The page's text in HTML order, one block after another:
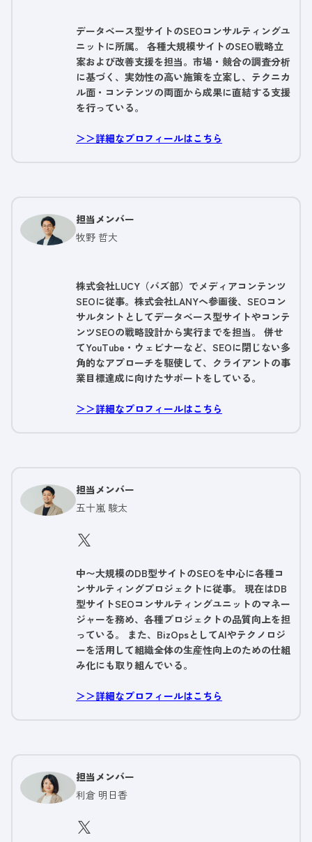
データベース型サイトのSEOコンサルティングユ
ニットに所属。 各種大規模サイトのSEO戦略立
案および改善支援を担当。市場・競合の調査分析
に基づく、実効性の高い施策を立案し、テクニカ
ル面・コンテンツの両面から成果に直結する支援
を行っている。
＞＞詳細なプロフィールはこちら
担当メンバー
牧野 哲大
株式会社LUCY（バズ部）でメディアコンテンツ
SEOに従事。株式会社LANYへ参画後、SEOコン
サルタントとしてデータベース型サイトやコンテ
ンツSEOの戦略設計から実行までを担当。 併せ
てYouTube・ウェビナーなど、SEOに閉じない多
角的なアプローチを駆使して、クライアントの事
業目標達成に向けたサポートをしている。
＞＞詳細なプロフィールはこちら
担当メンバー
五十嵐 駿太
中〜大規模のDB型サイトのSEOを中心に各種コ
ンサルティングプロジェクトに従事。 現在はDB
型サイトSEOコンサルティングユニットのマネー
ジャーを務め、各種プロジェクトの品質向上を担
っている。 また、BizOpsとしてAIやテクノロジ
ーを活用して組織全体の生産性向上のための仕組
み化にも取り組んでいる。
＞＞詳細なプロフィールはこちら
担当メンバー
利倉 明日香